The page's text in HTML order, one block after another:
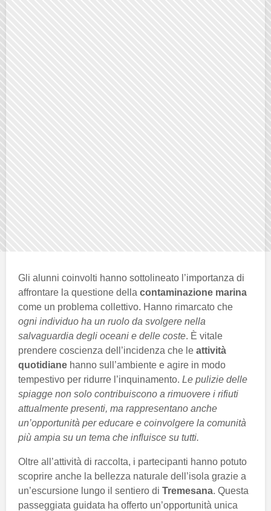
Gli alunni coinvolti hanno sottolineato l’importanza di
affrontare la questione della contaminazione marina
come un problema collettivo. Hanno rimarcato che
ogni individuo ha un ruolo da svolgere nella
salvaguardia degli oceani e delle coste. È vitale
prendere coscienza dell’incidenza che le attività
quotidiane hanno sull’ambiente e agire in modo
tempestivo per ridurre l’inquinamento. Le pulizie delle
spiagge non solo contribuiscono a rimuovere i rifiuti
attualmente presenti, ma rappresentano anche
un’opportunità per educare e coinvolgere la comunità
più ampia su un tema che influisce su tutti.
Oltre all’attività di raccolta, i partecipanti hanno potuto
scoprire anche la bellezza naturale dell’isola grazie a
un’escursione lungo il sentiero di Tremesana. Questa
passeggiata guidata ha offerto un’opportunità unica